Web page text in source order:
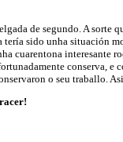
de segundo. A sorte
tería sido unha situación
cuarentona interesante
conserva, e
o seu traballo.